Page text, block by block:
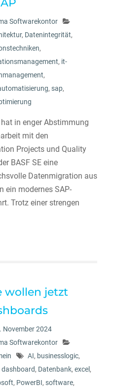
Softwarekontor
, Datenintegrität,
,
, it-
,
, sap,
in enger Abstimmung
mit den
Projects und Quality
BASF SE eine
Datenmigration aus
ein modernes SAP-
Trotz einer strengen
wollen jetzt
November 2024
Softwarekontor
AI, businesslogic,
dashboard, Datenbank, excel ,
, PowerBI, software,